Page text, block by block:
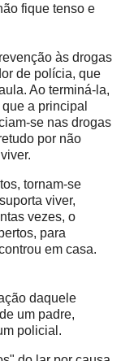
fique tenso e
às drogas
de polícia, que
Ao terminá-la,
a principal
se nas drogas
por não
tornam-se
viver,
vezes, o
para
em casa.
daquele
um padre,
policial.